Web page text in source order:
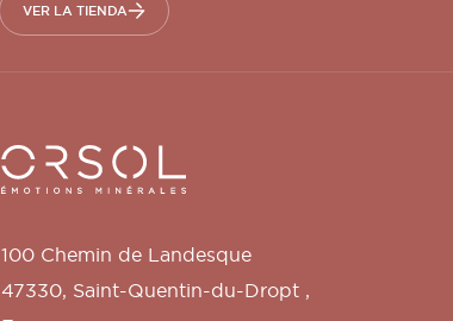
VER LA TIENDA
Orsol S.A.
100 Chemin de Landesque
47330, Saint-Quentin-du-Dropt ,